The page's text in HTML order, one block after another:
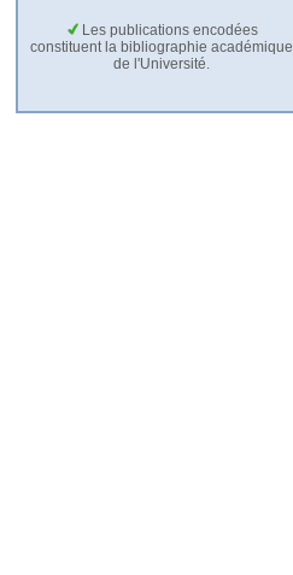
Les publications encodées
constituent la bibliographie académique
de l'Université.